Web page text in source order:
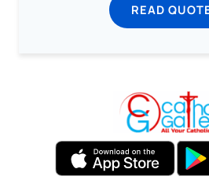
READ